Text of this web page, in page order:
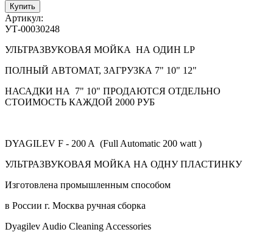
Купить
Артикул:
УТ-00030248
УЛЬТРАЗВУКОВАЯ МОЙКА НА ОДИН LP
ПОЛНЫЙ АВТОМАТ, ЗАГРУЗКА 7" 10" 12"
НАСАДКИ НА 7" 10" ПРОДАЮТСЯ ОТДЕЛЬНО
СТОИМОСТЬ КАЖДОЙ 2000 РУБ
DYAGILEV F - 200 A (Full Automatic 200 watt )
УЛЬТРАЗВУКОВАЯ МОЙКА НА ОДНУ ПЛАСТИНКУ
Изготовлена промышленным способом
в России г. Москва ручная сборка
Dyagilev Audio Cleaning Accessories